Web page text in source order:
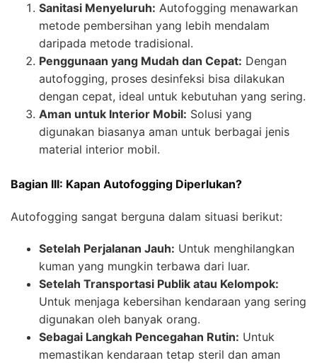
Sanitasi Menyeluruh: Autofogging menawarkan
metode pembersihan yang lebih mendalam
daripada metode tradisional.
Penggunaan yang Mudah dan Cepat: Dengan
autofogging, proses desinfeksi bisa dilakukan
dengan cepat, ideal untuk kebutuhan yang sering.
Aman untuk Interior Mobil: Solusi yang
digunakan biasanya aman untuk berbagai jenis
material interior mobil.
Bagian III: Kapan Autofogging Diperlukan?
Autofogging sangat berguna dalam situasi berikut:
Setelah Perjalanan Jauh: Untuk menghilangkan
kuman yang mungkin terbawa dari luar.
Setelah Transportasi Publik atau Kelompok:
Untuk menjaga kebersihan kendaraan yang sering
digunakan oleh banyak orang.
Sebagai Langkah Pencegahan Rutin: Untuk
memastikan kendaraan tetap steril dan aman